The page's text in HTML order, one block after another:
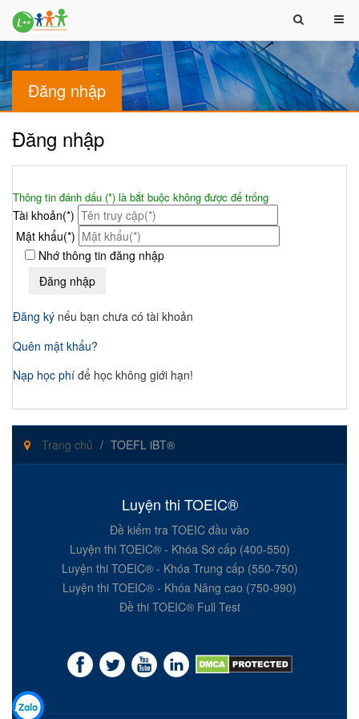
Đăng nhập
Đăng nhập
Thông tin đánh dấu (*) là bắt buộc không được để trống
Tài khoản(*)
Mật khẩu(*)
Nhớ thông tin đăng nhập
Đăng ký nếu bạn chưa có tài khoản
Quên mật khẩu?
Nạp học phí để học không giới hạn!
Trang chủ TOEFL iBT®
Luyện thi TOEIC®
Đề kiểm tra TOEIC đầu vào
Luyện thi TOEIC® - Khóa Sơ cấp (400-550)
Luyện thi TOEIC® - Khóa Trung cấp (550-750)
Luyện thi TOEIC® - Khóa Nâng cao (750-990)
Đề thi TOEIC® Full Test